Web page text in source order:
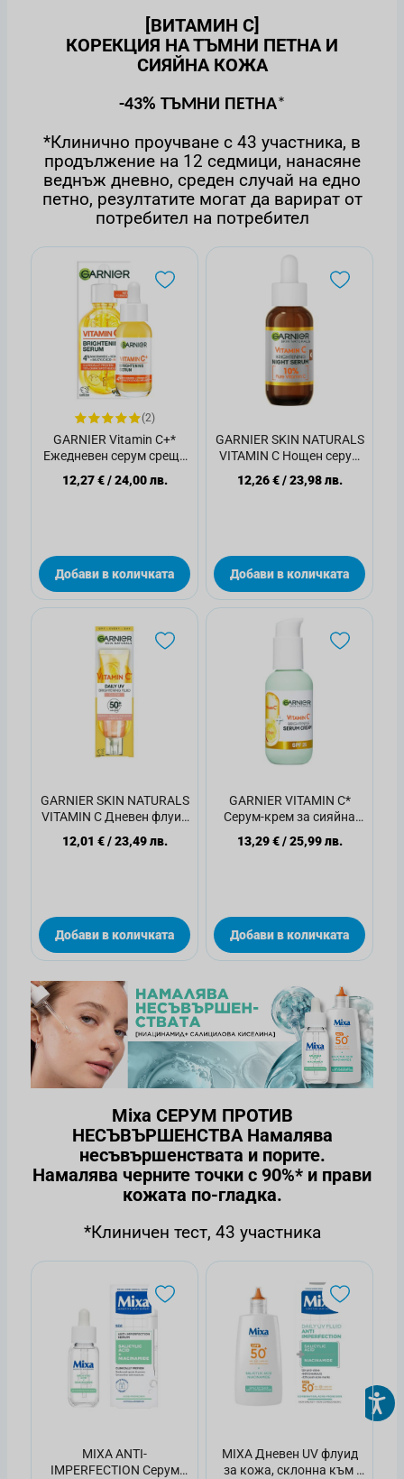
[ВИТАМИН C]
КОРЕКЦИЯ НА ТЪМНИ ПЕТНА И
СИЯЙНА КОЖА
-43% ТЪМНИ ПЕТНА*
*Клинично проучване с 43 участника, в
продължение на 12 седмици, нанасяне
веднъж дневно, среден случай на едно
петно, резултатите могат да варират от
потребител на потребител
(2)
GARNIER Vitamin С+*
Ежедневен серум срещу
тъмни петна, 30 мл.
12,27 €/24,00 лв.
Добави в количката
GARNIER SKIN NATURALS
VITAMIN C Нощен серум
за сияйна кожа, 30мл
12,26 €/23,98 лв.
Добави в количката
GARNIER SKIN NATURALS
VITAMIN C Дневен флуид
за сияйна кожа SPF50+
,40мл
12,01 €/23,49 лв.
Добави в количката
GARNIER VITAMIN С*
Серум-крем за сияйна
кожа, SPF25
13,29 €/25,99 лв.
Добави в количката
Mixa СЕРУМ ПРОТИВ
НЕСЪВЪРШЕНСТВА Намалява
несъвършенствата и порите.
Намалява черните точки с 90%* и прави
кожата по-гладка.
*Клиничен тест, 43 участника
MIXA ANTI-
IMPERFECTION Серум
MIXA Дневен UV флуид
за кожа, склонна към ​